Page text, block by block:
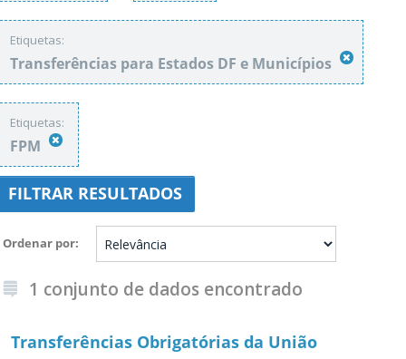
Etiquetas:
Transferências para Estados DF e Municípios
Etiquetas:
FPM
FILTRAR RESULTADOS
Ordenar por
1 conjunto de dados encontrado
Transferências Obrigatórias da União